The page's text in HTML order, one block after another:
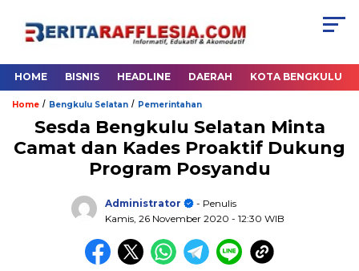
HOME BISNIS HEADLINE DAERAH KOTA BENGKULU
Home / Bengkulu Selatan / Pemerintahan
Sesda Bengkulu Selatan Minta
Camat dan Kades Proaktif Dukung
Program Posyandu
Administrator
- Penulis
Kamis, 26 November 2020 - 12:30 WIB